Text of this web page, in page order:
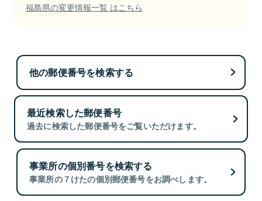
福島県の変更情報一覧 はこちら
他の郵便番号を検索する
最近検索した郵便番号
過去に検索した郵便番号をご覧いただけます。
事業所の個別番号を検索する
事業所の７けたの個別郵便番号をお調べします。